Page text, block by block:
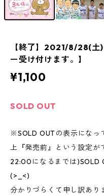
【終了】2021/8/28(
ー受け付けます。】
¥1,100
SOLD OUT
※SOLD OUTの表示になっ
上『発売前』という設定が
22:00になるまでは)SOLD
(>_<)
分かりづらくて申し訳あり